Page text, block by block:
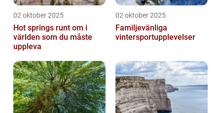
02 oktober 2025
Hot springs runt om i
världen som du måste
uppleva
02 oktober 2025
Familjevänliga
vintersportupplevelser